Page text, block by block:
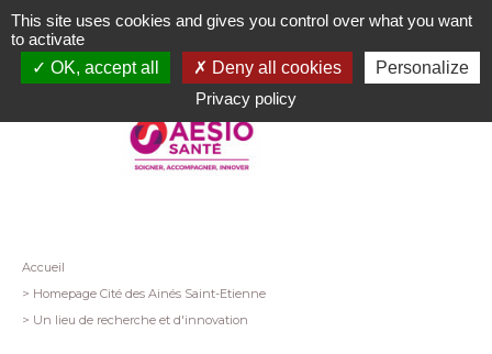
Aller
au
contenu
Fil
d'Ariane
Accueil
Homepage Cité des Ainés Saint-Etienne
Un lieu de recherche et d'innovation
This site uses cookies and gives you control over what you want
to activate
OK, accept all
Deny all cookies
Personalize
Privacy policy